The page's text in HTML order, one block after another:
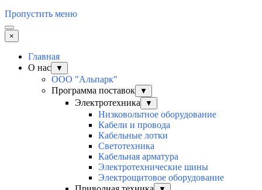
Пропустить меню
×
Главная
О нас
▼
ООО "Альпарк"
Программа поставок
▼
Электротехника ▼
Низковольтное оборудование
Кабели и провода
Кабельные лотки
Светотехника
Кабельная арматура
Электротехнические шины
Электрощитовое оборудование